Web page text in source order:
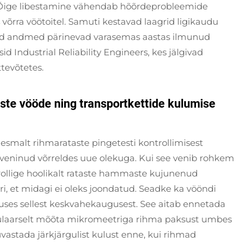
libestamine vähendab hõõrdeprobleemide
vöötoitel. Samuti kestavad laagrid ligikaudu
andmed pärinevad varasemas aastas ilmunud
Industrial Reliability Engineers, kes jälgivad
vööde ning transportkettide kulumise
rihmarataste pingetesti kontrollimisest
võrreldes uue olekuga. Kui see venib rohkem
hoolikalt rataste hammaste kujunenud
et midagi ei oleks joondatud. Seadke ka vööndi
sellest keskvahekaugusest. See aitab ennetada
mõõta mikromeetriga rihma paksust umbes
järkjärgulist kulust enne, kui rihmad